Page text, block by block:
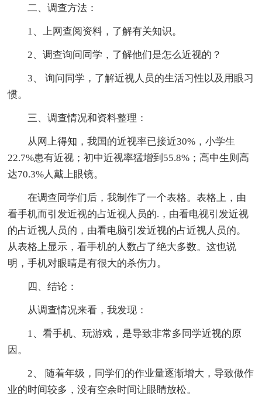
二、调查方法：
1、上网查阅资料，了解有关知识。
2、调查询问同学，了解他们是怎么近视的？
3、 询问同学，了解近视人员的生活习性以及用眼习
惯。
三、调查情况和资料整理：
从网上得知，我国的近视率已接近30%，小学生
22.7%患有近视；初中近视率猛增到55.8%；高中生则高
达70.3%人戴上眼镜。
在调查同学们后，我制作了一个表格。表格上，由
看手机而引发近视的占近视人员的.，由看电视引发近视
的占近视人员的，由看电脑引发近视的占近视人员的。
从表格上显示，看手机的人数占了绝大多数。这也说
明，手机对眼睛是有很大的杀伤力。
四、结论：
从调查情况来看，我发现：
1、看手机、玩游戏，是导致非常多同学近视的原
因。
2、 随着年级，同学们的作业量逐渐增大，导致做作
业的时间较多，没有空余时间让眼睛放松。